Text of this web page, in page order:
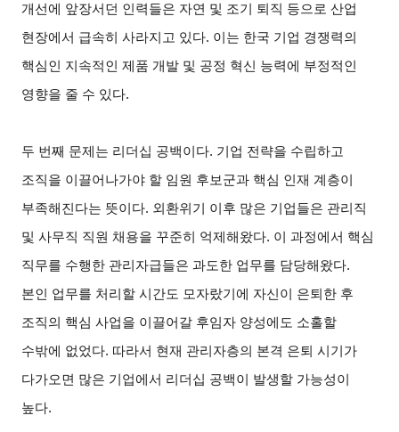
개선에 앞장서던 인력들은 자연 및 조기 퇴직 등으로 산업
현장에서 급속히 사라지고 있다. 이는 한국 기업 경쟁력의
핵심인 지속적인 제품 개발 및 공정 혁신 능력에 부정적인
영향을 줄 수 있다.
두 번째 문제는 리더십 공백이다. 기업 전략을 수립하고
조직을 이끌어나가야 할 임원 후보군과 핵심 인재 계층이
부족해진다는 뜻이다. 외환위기 이후 많은 기업들은 관리직
및 사무직 직원 채용을 꾸준히 억제해왔다. 이 과정에서 핵심
직무를 수행한 관리자급들은 과도한 업무를 담당해왔다.
본인 업무를 처리할 시간도 모자랐기에 자신이 은퇴한 후
조직의 핵심 사업을 이끌어갈 후임자 양성에도 소홀할
수밖에 없었다. 따라서 현재 관리자층의 본격 은퇴 시기가
다가오면 많은 기업에서 리더십 공백이 발생할 가능성이
높다.